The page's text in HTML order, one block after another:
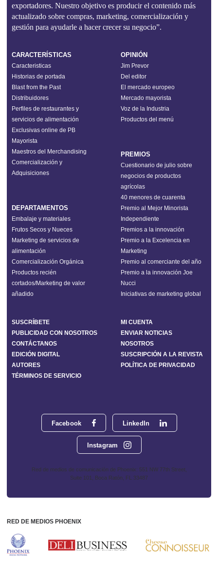
exportadores. Nuestro objetivo es producir el contenido más
actualizado sobre compras, marketing, comercialización y
gestión para ayudarle a hacer crecer su negocio”.
Facebook LinkedIn
Instagram
Red de medios de comunicación de Phoenix: 551 NW 77th Street,
Suite 101, Boca Ratón, FL 33487
CARACTERÍSTICAS
Caracteristicas
Historias de portada
Blast from the Past
Distribuidores
Perfiles de restaurantes y
servicios de alimentación
Exclusivas online de PB
Mayorista
Maestros del Merchandising
Comercialización y
Adquisiciones
DEPARTAMENTOS
Embalaje y materiales
Frutos Secos y Nueces
Marketing de servicios de
alimentación
Comercialización Orgánica
Productos recién
cortados/Marketing de valor
añadido
OPINIÓN
Jim Prevor
Del editor
El mercado europeo
Mercado mayorista
Voz de la Industria
Productos del menú
PREMIOS
Cuestionario de julio sobre
negocios de productos
agrícolas
40 menores de cuarenta
Premio al Mejor Minorista
Independiente
Premios a la innovación
Premio a la Excelencia en
Marketing
Premio al comerciante del año
Premio a la innovación Joe
Nucci
Iniciativas de marketing global
SUSCRÍBETE
MI CUENTA
PUBLICIDAD CON NOSOTROS
ENVIAR NOTICIAS
CONTÁCTANOS
NOSOTROS
EDICIÓN DIGITAL
SUSCRIPCIÓN A LA REVISTA
AUTORES
POLÍTICA DE PRIVACIDAD
TÉRMINOS DE SERVICIO
RED DE MEDIOS PHOENIX